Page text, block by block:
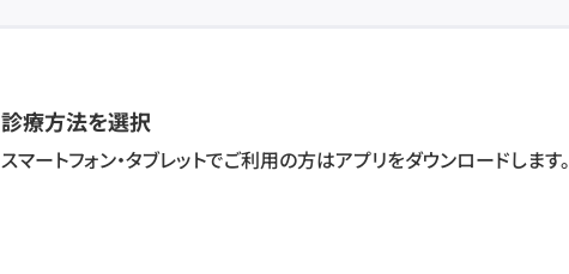
診療方法を選択
スマートフォン・タブレットでご利用の方はアプリをダウンロードします。